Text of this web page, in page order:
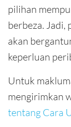
pilihan
berbeza. Jadi,
akan
keperluan
Untuk
mengirimkan
tentang Cara